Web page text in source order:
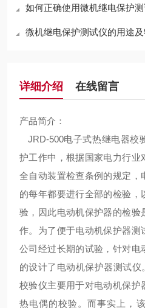
如何正确使用微机继电保护
微机继电保护测试仪的用途
详细介绍 在线留言
产品简介：
JRD-500电子式热继电器校
护工作中，根据国家电力行业
全自动装置检查条例的规定，
的每年都要进行全部的检验，
验，因此电动机保护器的检验
作。为了便于电动机保护器测
公司经过长期的试验，针对电
的设计了电动机保护器测试
校验仪主要用于对电动机保护
热电偶的校验。而事实上，